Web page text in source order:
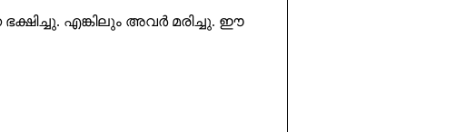
ഭക്ഷിച്ചു. എങ്കിലും അവർ മരിച്ചു. ഈ